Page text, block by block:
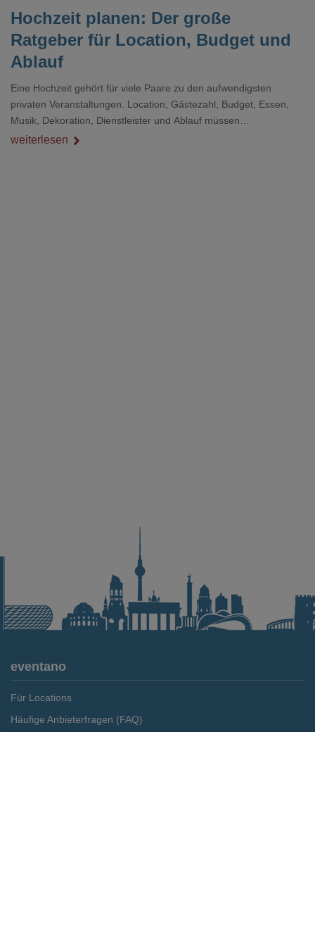
Hochzeit planen: Der große
Ratgeber für Location, Budget und
Ablauf
Eine Hochzeit gehört für viele Paare zu den aufwendigsten
privaten Veranstaltungen. Location, Gästezahl, Budget, Essen,
Musik, Dekoration, Dienstleister und Ablauf müssen
zusammenpassen, damit der Tag gut organisiert ist und trotzdem
weiterlesen
eventano
Für Locations
Häufige Anbieterfragen (FAQ)